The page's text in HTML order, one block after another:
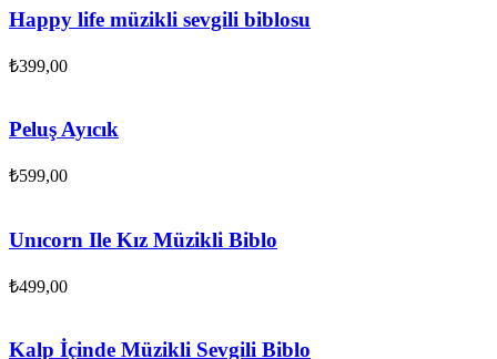
Happy life müzikli sevgili biblosu
₺399,00
Peluş Ayıcık
₺599,00
Unıcorn Ile Kız Müzikli Biblo
₺499,00
Kalp İçinde Müzikli Sevgili Biblo